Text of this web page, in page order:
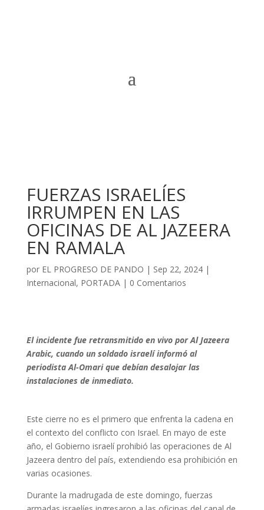
FUERZAS ISRAELÍES
IRRUMPEN EN LAS
OFICINAS DE AL JAZEERA
EN RAMALA
por EL PROGRESO DE PANDO | Sep 22, 2024|
Internacional, PORTADA| 0 Comentarios
El incidente fue retransmitido en vivo por Al Jazeera
Arabic, cuando un soldado israelí informó al
periodista Al-Omari que debían desalojar las
instalaciones de inmediato.
Este cierre no es el primero que enfrenta la cadena en
el contexto del conflicto con Israel. En mayo de este
año, el Gobierno israelí prohibió las operaciones de Al
Jazeera dentro del país, extendiendo esa prohibición en
varias ocasiones.
Durante la madrugada de este domingo, fuerzas